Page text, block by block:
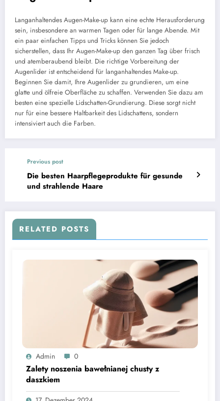
Langanhaltendes Augen-Make-up kann eine echte Herausforderung
sein, insbesondere an warmen Tagen oder für lange Abende. Mit
ein paar einfachen Tipps und Tricks können Sie jedoch
sicherstellen, dass Ihr Augen-Make-up den ganzen Tag über frisch
und atemberaubend bleibt. Die richtige Vorbereitung der
Augenlider ist entscheidend für langanhaltendes Make-up.
Beginnen Sie damit, Ihre Augenlider zu grundieren, um eine
glatte und ölfreie Oberfläche zu schaffen. Verwenden Sie dazu am
besten eine spezielle Lidschatten-Grundierung. Diese sorgt nicht
nur für eine bessere Haltbarkeit des Lidschattens, sondern
intensiviert auch die Farben.
Previous post
Die besten Haarpflegeprodukte für gesunde
und strahlende Haare
RELATED POSTS
Admin 0
Zalety noszenia bawełnianej chusty z
daszkiem